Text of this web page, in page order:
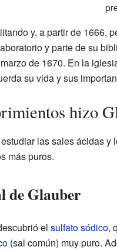
y, a partir de 1666,
y parte de su
de 1670. En la
su vida y sus
hizo
las sales ácidas y
más puros.
de Glauber
el sulfato sódico,
(sal común) muy puro.